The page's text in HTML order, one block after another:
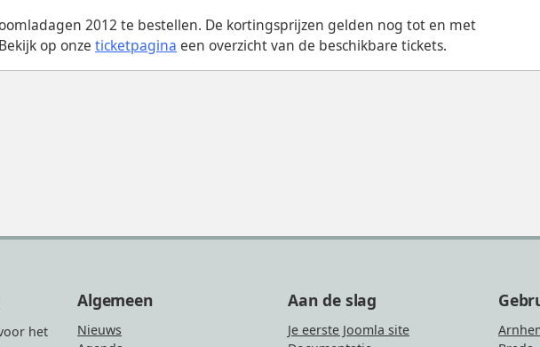
2012 te bestellen. De kortingsprijzen gelden nog tot en met
op onzeticketpagina een overzicht van de beschikbare tickets.
het
Algemeen
Nieuws
Aan de slag
Je eerste Joomla site